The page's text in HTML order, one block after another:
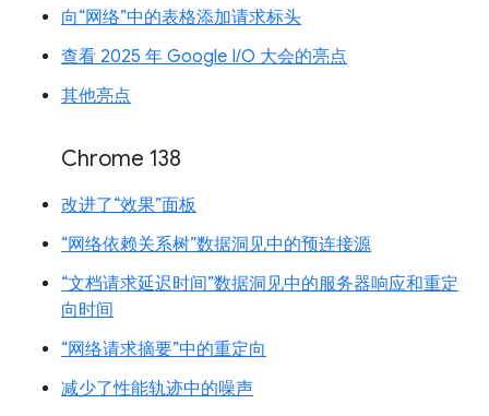
向“网络”中的表格添加请求标头
查看 2025 年 Google I/O 大会的亮点
其他亮点
Chrome 138
改进了“效果”面板
“网络依赖关系树”数据洞见中的预连接源
“文档请求延迟时间”数据洞见中的服务器响应和重定
向时间
“网络请求摘要”中的重定向
减少了性能轨迹中的噪声